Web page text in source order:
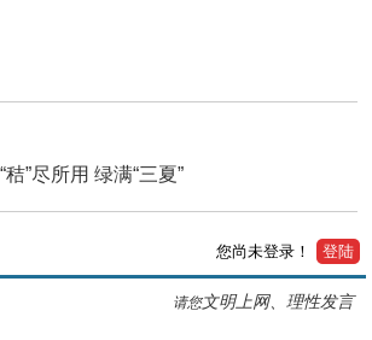
”尽所用 绿满“三夏”
您尚未登录！ 登陆
请您文明上网、理性发言